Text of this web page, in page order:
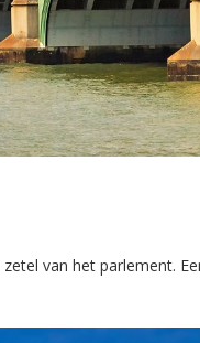
van het parlement.